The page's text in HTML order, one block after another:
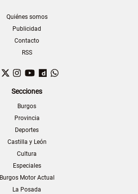
Quiénes somos
Publicidad
Contacto
RSS
Facebook
TwitterInstagram
YouTubeDailymotion
Secciones
Burgos
Provincia
Deportes
Castilla y León
Cultura
Especiales
Burgos Motor Actual
La Posada